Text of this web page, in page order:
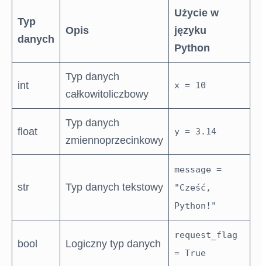
Typ
danych
Opis
Użycie w
języku
Python
int
Typ danych
całkowitoliczbowy
x = 10
float
Typ danych
zmiennoprzecinkowy
y = 3.14
str Typ danych tekstowy
message =
"Cześć,
Python!"
bool Logiczny typ danych
request_flag
= True